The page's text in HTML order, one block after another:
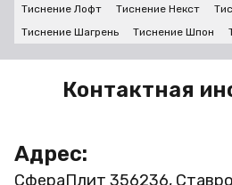
Тиснение Лофт
Тиснение Некст
Тиснение Шагрень
Тиснение Шпон
Контактная
Адрес:
СфераПлит 356236,